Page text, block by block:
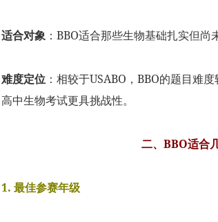
适合对象 ：BBO适合那些生物基础扎实但尚
难度定位 ：相较于USABO，BBO的题目难
高中生物考试更具挑战性。
二、BBO适合
1. 最佳参赛年级